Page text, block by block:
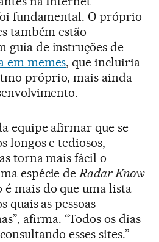
fundamental. O próprio
também estão
guia de instruções de
em memes, que incluiria
próprio, mais ainda
equipe afirmar que se
longos e tediosos,
torna mais fácil o
espécie deRadar Know
é mais do que uma lista
quais as pessoas
afirma. “Todos os dias
esses sites.”